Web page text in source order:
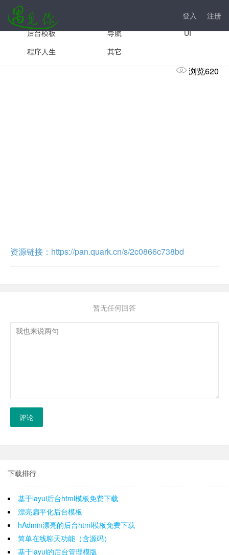
登入 注册
手机模板
前台模板
后台模板
导航
UI
程序人生
其它
车载U盘音乐合集，共3068首无损歌曲
浏览620
资源链接：https://pan.quark.cn/s/2c0866c738bd
暂无任何回答
评论
下载排行
基于layui后台html模板免费下载
漂亮扁平化后台模板
hAdmin漂亮的后台html模板免费下载
简单在线聊天功能（含源码）
基于layui的后台管理模版